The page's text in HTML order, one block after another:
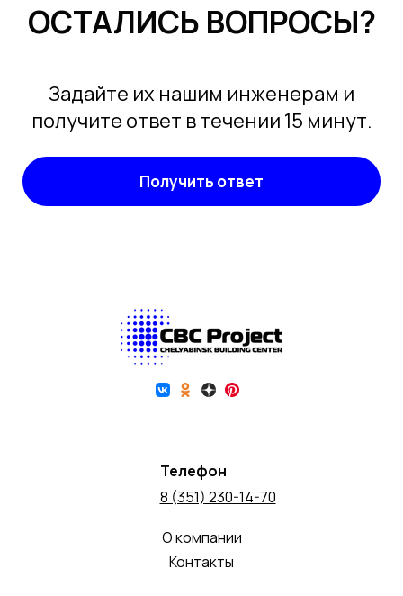
ОСТАЛИСЬ ВОПРОСЫ?
Задайте их нашим инженерам и
получите ответ в течении 15 минут.
Получить ответ
Телефон
8 (351) 230-14-70
О компании
Контакты